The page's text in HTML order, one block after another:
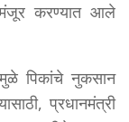
करण्यात आले
पिकांचे नुकसान
प्रधानमंत्री